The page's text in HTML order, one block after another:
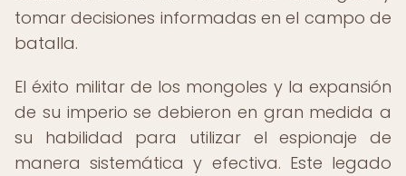
tomar decisiones informadas en el campo de
batalla.
El éxito militar de los mongoles y la expansión
de su imperio se debieron en gran medida a
su habilidad para utilizar el espionaje de
manera sistemática y efectiva. Este legado